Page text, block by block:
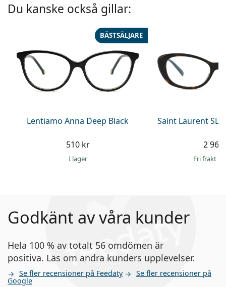
Du kanske också gillar:
Lentiamo Anna Deep Black
BÄSTSÄLJARE
510 kr
I lager
Saint Laurent SL
2
Fri frakt&
Godkänt av våra kunder
Hela 100 % av totalt 56 omdömen är
positiva. Läs om andra kunders upplevelser.
Se fler recensioner på Feedaty Se fler recensioner på
Google